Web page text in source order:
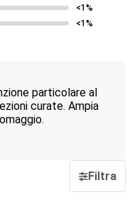
<1%
<1%
particolare al
curate. Ampia
Filtra